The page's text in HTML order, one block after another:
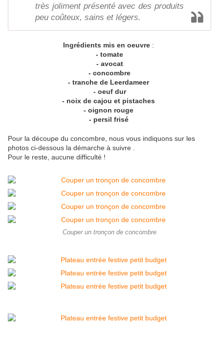
très joliment présenté avec des produits
peu coûteux, sains et légers.
Ingrédients mis en oeuvre :
- tomate
- avocat
- concombre
- tranche de Leerdameer
- oeuf dur
- noix de cajou et pistaches
- oignon rouge
- persil frisé
Pour la découpe du concombre, nous vous indiquons sur les
photos ci-dessous la démarche à suivre .
Pour le reste, aucune difficulté !
Couper un tronçon de concombre